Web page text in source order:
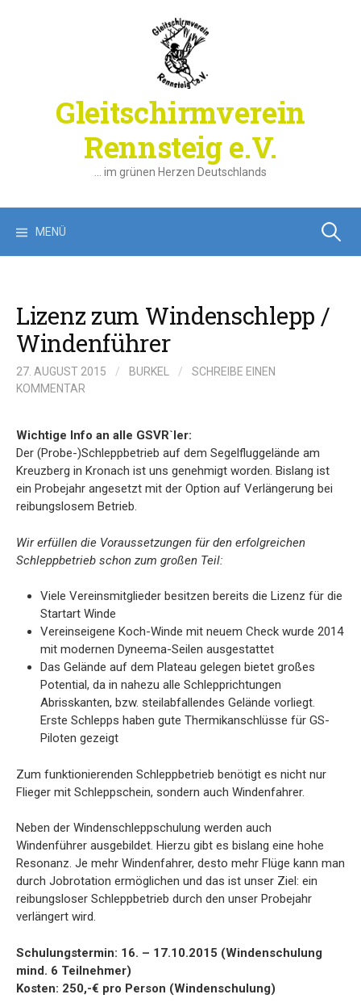
Gleitschirmverein
Rennsteig e.V.
… im grünen Herzen Deutschlands
MENÜ Suchen
Lizenz zum Windenschlepp /
Windenführer
27. AUGUST 2015 / BURKEL /
SCHREIBE EINEN
KOMMENTAR
Wichtige Info an alle GSVR`ler:
Der (Probe-)Schleppbetrieb auf dem Segelfluggelände am
Kreuzberg in Kronach ist uns genehmigt worden. Bislang ist
ein Probejahr angesetzt mit der Option auf Verlängerung bei
reibungslosem Betrieb.
Wir erfüllen die Voraussetzungen für den erfolgreichen
Schleppbetrieb schon zum großen Teil:
Viele Vereinsmitglieder besitzen bereits die Lizenz für die
Startart Winde
Vereinseigene Koch-Winde mit neuem Check wurde 2014
mit modernen Dyneema-Seilen ausgestattet
Das Gelände auf dem Plateau gelegen bietet großes
Potential, da in nahezu alle Schlepprichtungen
Abrisskanten, bzw. steilabfallendes Gelände vorliegt.
Erste Schlepps haben gute Thermikanschlüsse für GS-
Piloten gezeigt
Zum funktionierenden Schleppbetrieb benötigt es nicht nur
Flieger mit Schleppschein, sondern auch Windenfahrer.
Neben der Windenschleppschulung werden auch
Windenführer ausgebildet. Hierzu gibt es bislang eine hohe
Resonanz. Je mehr Windenfahrer, desto mehr Flüge kann man
durch Jobrotation ermöglichen und das ist unser Ziel: ein
reibungsloser Schleppbetrieb durch den unser Probejahr
verlängert wird.
Schulungstermin: 16. – 17.10.2015 (Windenschulung
mind. 6 Teilnehmer)
Kosten: 250,-€ pro Person (Windenschulung)